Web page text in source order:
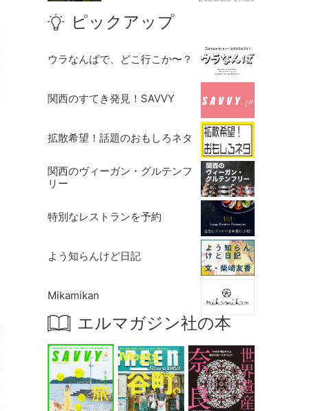
ピックアップ
ウラなんばで、どこ行こか〜？
関西のすてき発見！SAVVY
拡散希望！話題のおもしろネタ
関西のヴィーガン・グルテンフ
リー
特別なレストランを予約
よう知らんけど日記
Mikamikan
エルマガジン社の本